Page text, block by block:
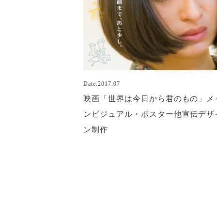
Date:2017.07
映画「世界は今日から君のもの」メ
ンビジュアル・ポスター他宣伝デザ
ン制作